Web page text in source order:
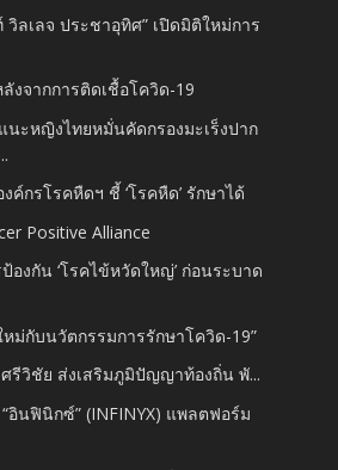
วิลเลจ ประชาอุทิศ” เปิดมิติใหม่การ
งจากการติดเชื้อโควิด-19
นะหญิงไทยหมั่นคัดกรองมะเร็งปาก
ค์กรโรคหืดฯ ชี้ ‘โรคหืด’ รักษาได้
Positive Alliance
องกัน ‘โรคไข้หวัดใหญ่’ ก่อนระบาด
หม่กับนวัตกรรมการรักษาโควิด-19”
รีวิชัย ส่งเสริมภูมิปัญญาท้องถิ่น พั...
อินฟินิกซ์” (INFINYX) แพลตฟอร์ม